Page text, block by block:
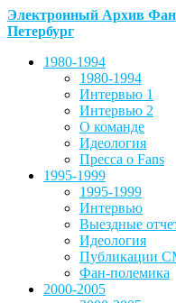
Электронный Архив
Петербург
1980-1994
1980-1994
Интервью 1
Интервью 2
О команде
Идеология
Пресса о Fans
1995-1999
1995-1999
Интервью
Выездные
Идеология
Публикации
Фан-полемика
2000-2005